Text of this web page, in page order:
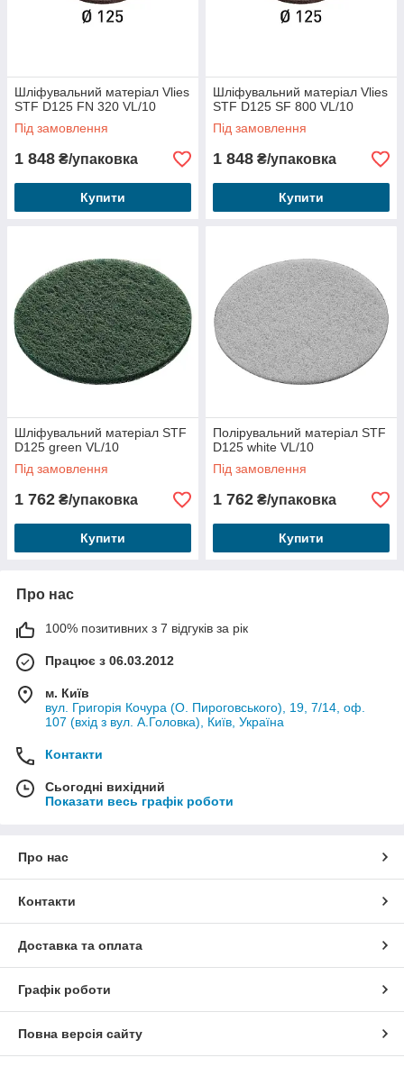
Шліфувальний матеріал Vlies
STF D125 FN 320 VL/10
Під замовлення
1 848 ₴/упаковка
Купити
Шліфувальний матеріал Vlies
STF D125 SF 800 VL/10
Під замовлення
1 848 ₴/упаковка
Купити
Шліфувальний матеріал STF
D125 green VL/10
Під замовлення
1 762 ₴/упаковка
Купити
Полірувальний матеріал STF
D125 white VL/10
Під замовлення
1 762 ₴/упаковка
Купити
Про нас
100% позитивних з 7 відгуків за рік
Працює з 06.03.2012
м. Київ
вул. Григорія Кочура (О. Пироговського), 19, 7/14, оф.
107 (вхід з вул. А.Головка), Київ, Україна
Контакти
Сьогодні вихідний
Показати весь графік роботи
Про нас
Контакти
Доставка та оплата
Графік роботи
Повна версія сайту